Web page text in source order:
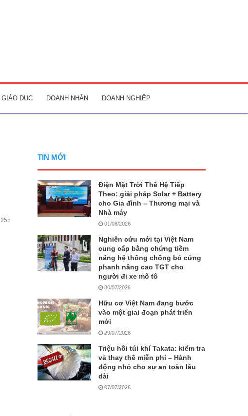
GIÁO DỤC DOANH NHÂN DOANH NGHIỆP
258
TIN MỚI
Điện Mặt Trời Thế Hệ Tiếp
Theo: giải pháp Solar + Battery
cho Gia đình – Thương mại và
Nhà máy
01/08/2026
Nghiên cứu mới tại Việt Nam
cung cấp bằng chứng tiềm
năng hệ thống chống bó cứng
phanh nâng cao TGT cho
người đi xe mô tô
30/07/2026
Hữu cơ Việt Nam đang bước
vào một giai đoạn phát triển
mới
29/07/2026
Triệu hồi túi khí Takata: kiểm tra
và thay thế miễn phí – Hành
động nhỏ cho sự an toàn lâu
dài
07/07/2026